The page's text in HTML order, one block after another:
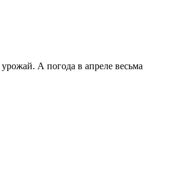
А погода в апреле весьма